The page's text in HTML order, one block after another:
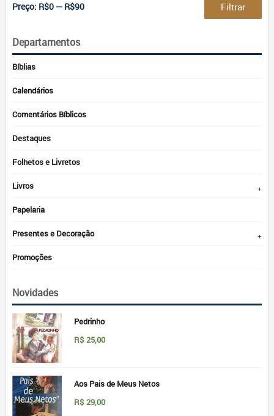
Filtrar
Preço: R$0 — R$90
Departamentos
Bíblias
Calendários
Comentários Bíblicos
Destaques
Folhetos e Livretos
Livros
Papelaria
Presentes e Decoração
Promoções
Novidades
Pedrinho
R$ 25,00
Aos Pais de Meus Netos
R$ 29,00